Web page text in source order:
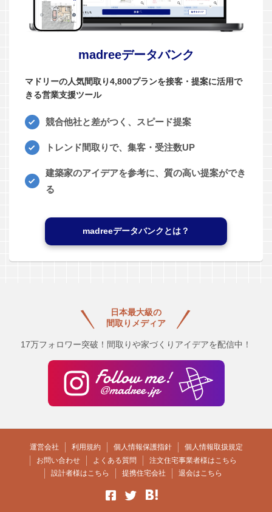
madreeデータバンク
マドリーの人気間取り4,800プランを接客・提案に活用で
きる営業支援ツール
競合他社と差がつく、スピード提案
トレンド間取りで、集客・受注数UP
建築家のアイデアを参考に、質の高い提案ができ
る
madreeデータバンクとは？
日本最大級の
間取りメディア
17万フォロワー突破！間取りや家づくりアイデアを配信中！
運営会社 利用規約 個人情報保護指針
個人情報取扱規定
お問い合わせ
よくある質問
注文住宅事業者様はこちら
設計者様はこちら
提携住宅会社 退会はこちら